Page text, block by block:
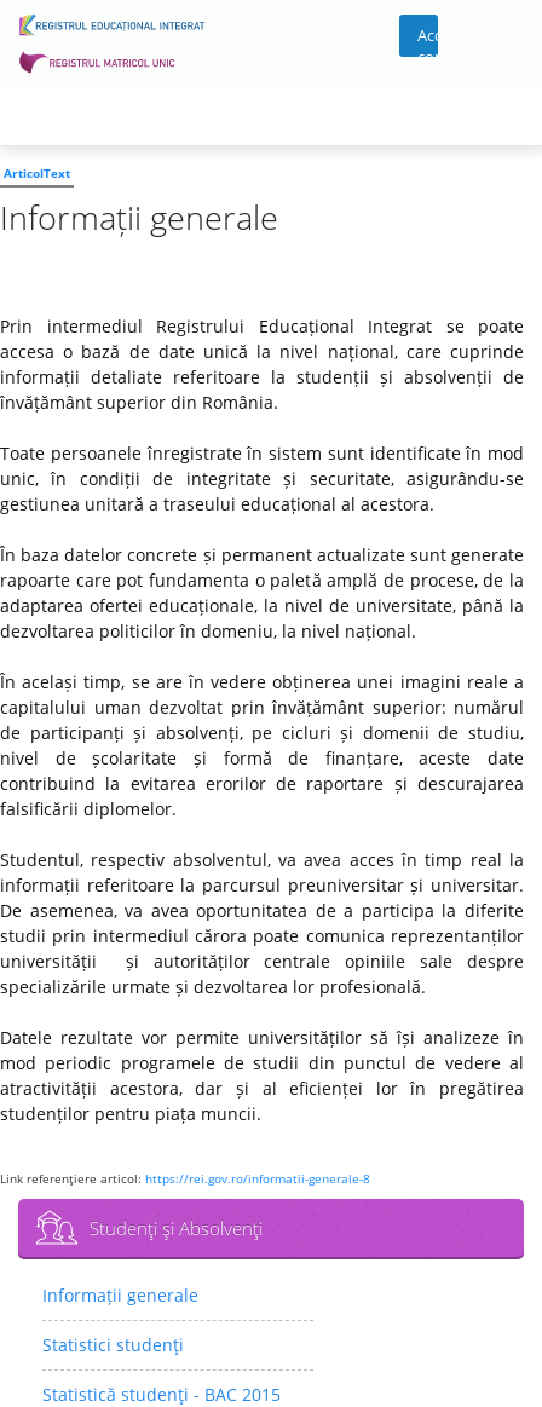
Acces
cont
ArticolText
Informații generale
Prin intermediul Registrului Educațional Integrat se poate
accesa o bază de date unică la nivel național, care cuprinde
informații detaliate referitoare la studenții și absolvenții de
învățământ superior din România.
Toate persoanele înregistrate în sistem sunt identificate în mod
unic, în condiții de integritate și securitate, asigurându-se
gestiunea unitară a traseului educațional al acestora.
În baza datelor concrete și permanent actualizate sunt generate
rapoarte care pot fundamenta o paletă amplă de procese, de la
adaptarea ofertei educaționale, la nivel de universitate, până la
dezvoltarea politicilor în domeniu, la nivel național.
În același timp, se are în vedere obținerea unei imagini reale a
capitalului uman dezvoltat prin învățământ superior: numărul
de participanți și absolvenți, pe cicluri și domenii de studiu,
nivel de școlaritate și formă de finanțare, aceste date
contribuind la evitarea erorilor de raportare și descurajarea
falsificării diplomelor.
Studentul, respectiv absolventul, va avea acces în timp real la
informații referitoare la parcursul preuniversitar și universitar.
De asemenea, va avea oportunitatea de a participa la diferite
studii prin intermediul cărora poate comunica reprezentanților
universității și autorităților centrale opiniile sale despre
specializările urmate și dezvoltarea lor profesională.
Datele rezultate vor permite universităților să își analizeze în
mod periodic programele de studii din punctul de vedere al
atractivității acestora, dar și al eficienței lor în pregătirea
studenților pentru piața muncii.
Link referenţiere articol: https://rei.gov.ro/informatii-generale-8
Studenţi şi Absolvenţi
Informații generale
Statistici studenţi
Statistică studenţi - BAC 2015